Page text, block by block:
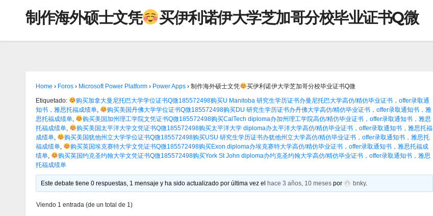
制作海外硕士文凭 买伊利诺伊大学芝加哥分校毕业证书Q微
Home › Foros › Microsoft Power Platform › Power Apps › 制作海外硕士文凭
买伊利诺伊大学芝加哥分校毕业证书Q微
Etiquetado:
购买加拿大曼尼托巴大学学位证书Q微185572498购买U Manitoba 研究生学历证书办曼尼托巴大学高仿/精仿毕业证书，offer录取通
知书，雅思托福成绩单
购买美国丹佛大学学位证书Q微185572498购买DU 研究生学历证书办丹佛大学高仿/精仿毕业证书，offer录取通知书，雅
思托福成绩单
购买美国加州理工学院文凭证书Q微185572498购买CalTech diploma办加州理工学院高仿/精仿毕业证书，offer录取通知书，雅思
托福成绩单
购买美国太平洋大学文凭证书Q微185572498购买太平洋大学 diploma办太平洋大学高仿/精仿毕业证书，offer录取通知书，雅思托福
成绩单
购买美国犹他州立大学学位证书Q微185572498购买USU 研究生学历证书办犹他州立大学高仿/精仿毕业证书，offer录取通知书，雅思托
福成绩单
购买英国埃克赛特大学文凭证书Q微185572498购买Exon diploma办埃克赛特大学高仿/精仿毕业证书，offer录取通知书，雅思托福成
绩单
购买英国约克圣约翰大学文凭证书Q微185572498购买York St John diploma办约克圣约翰大学高仿/精仿毕业证书，offer录取通知书，雅思
托福成绩单
Este debate tiene 0 respuestas, 1 mensaje y ha sido actualizado por última vez elhace 3 años, 10 meses por bnky.
Viendo 1 entrada (de un total de 1)